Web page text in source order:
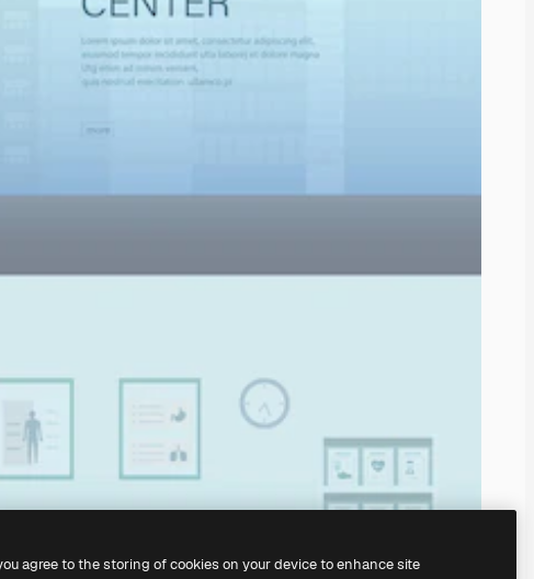
agree to the storing of cookies on your device to enhance site